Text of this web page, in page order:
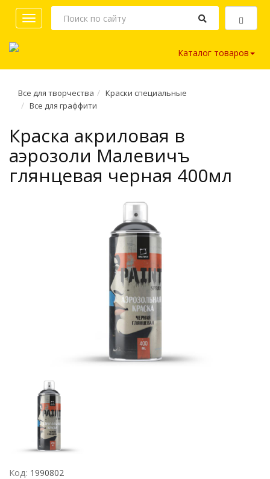
Toggle
navigation
Каталог товаров
Все для творчества
Краски специальные
Все для граффити
Краска акриловая в
аэрозоли Малевичъ
глянцевая черная 400мл
Код: 1990802